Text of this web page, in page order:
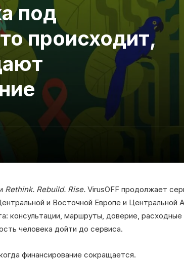
под
происходит,
Rethink. Rebuild. Rise. VirusOFF продолжает
и Восточной Европе и Центральной
консультации, маршруты, доверие,
человека дойти до сервиса.
финансирование сокращается.